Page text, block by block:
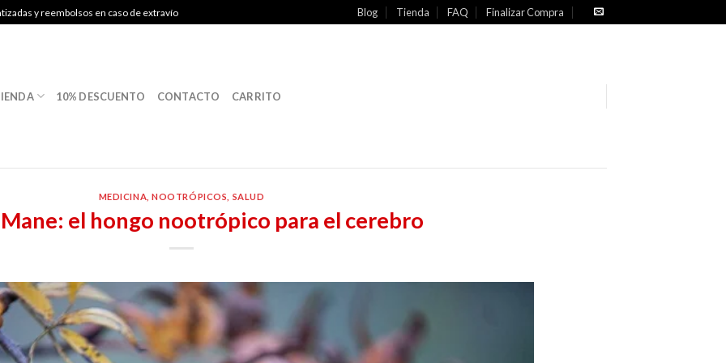
y reembolsos en caso de extravío Blog Tienda FAQ Finalizar Compra
10% DESCUENTO CONTACTO CARRITO
MEDICINA ,NOOTRÓPICOS SALUD
Mane: el hongo nootrópico para el cerebro